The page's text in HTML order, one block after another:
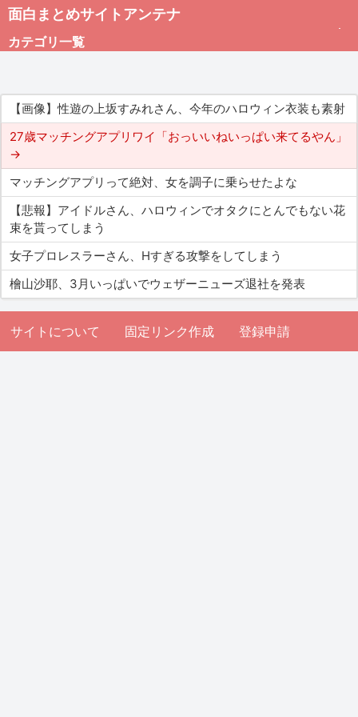
面白まとめサイトアンテナ
カテゴリ一覧
総合
アダルト
【画像】性遊の上坂すみれさん、今年のハロウィン衣装も素射
27歳マッチングアプリワイ「おっいいねいっぱい来てるやん」
→
マッチングアプリって絶対、女を調子に乗らせたよな
【悲報】アイドルさん、ハロウィンでオタクにとんでもない花
束を貰ってしまう
女子プロレスラーさん、Hすぎる攻撃をしてしまう
檜山沙耶、3月いっぱいでウェザーニューズ退社を発表
サイトについて 固定リンク作成 登録申請